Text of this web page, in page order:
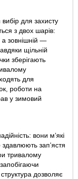
для захисту
з двох шарів:
а зовнішній —
щільній
зберігають
для
роботи на
у зимовий
вони м’які
зап’ястя
тривалому
дозволяє